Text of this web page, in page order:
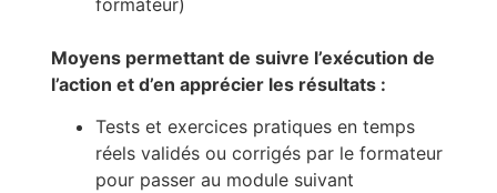
formateur)
Moyens permettant de suivre l’exécution de
l’action et d’en apprécier les résultats :
Tests et exercices pratiques en temps
réels validés ou corrigés par le formateur
pour passer au module suivant